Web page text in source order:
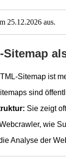
25.12.2026 aus.
Sitemap ist
sind
Sie zeigt
wie
Analyse der